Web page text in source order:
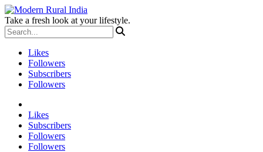
Take a fresh look at your lifestyle.
Likes
Followers
Subscribers
Followers
Likes
Subscribers
Followers
Followers